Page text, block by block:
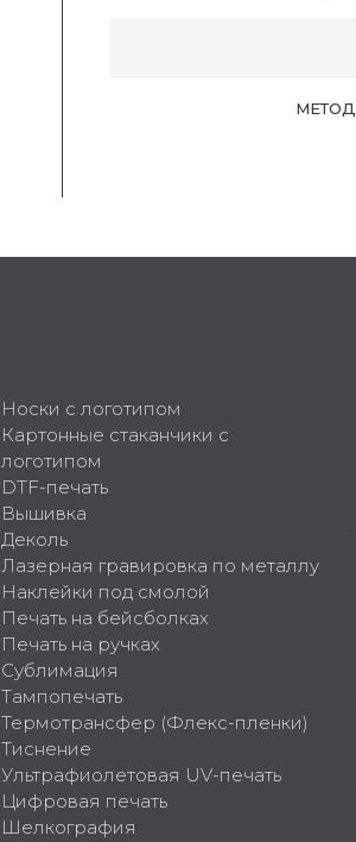
МЕТОД
Носки с логотипом
Картонные стаканчики с
логотипом
DTF-печать
Вышивка
Деколь
Лазерная гравировка по металлу
Наклейки под смолой
Печать на бейсболках
Печать на ручках
Сублимация
Тампопечать
Термотрансфер (Флекс-пленки)
Тиснение
Ультрафиолетовая UV-печать
Цифровая печать
Шелкография